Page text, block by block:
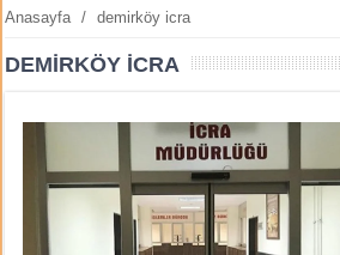
Anasayfa / demirköy icra
DEMIRKÖY ICRA